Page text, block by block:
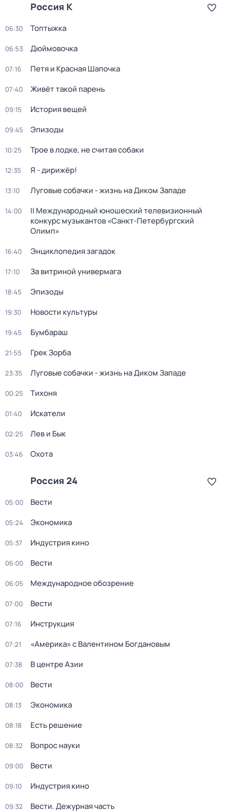
Россия К
06:30 Топтыжка
06:53 Дюймовочка
07:16 Петя и Красная Шапочка
07:40 Живёт такой парень
09:15 История вещей
09:45 Эпизоды
10:25 Трое в лодке, не считая собаки
12:35 Я - дирижёр!
13:10 Луговые собачки - жизнь на Диком Западе
14:00
II Международный юношеский телевизионный
конкурс музыкантов «Санкт-Петербургский
Олимп»
16:40 Энциклопедия загадок
17:10 За витриной универмага
18:45 Эпизоды
19:30 Новости культуры
19:45 Бумбараш
21:55 Грек Зорба
23:35 Луговые собачки - жизнь на Диком Западе
00:25 Тихоня
01:40 Искатели
02:25 Лев и Бык
03:46 Охота
Россия 24
05:00 Вести
05:24 Экономика
05:37 Индустрия кино
06:00 Вести
06:05 Международное обозрение
07:00 Вести
07:16 Инструкция
07:21 «Америка» с Валентином Богдановым
07:38 В центре Азии
08:00 Вести
08:13 Экономика
08:18 Есть решение
08:32 Вопрос науки
09:00 Вести
09:10 Индустрия кино
09:32 Вести. Дежурная часть